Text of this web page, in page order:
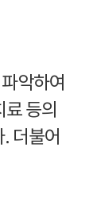
악하여
등의
더불어